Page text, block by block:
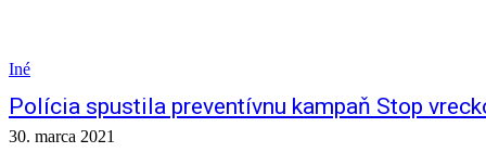
Iné
Polícia spustila preventívnu kampaň Stop
30. marca 2021